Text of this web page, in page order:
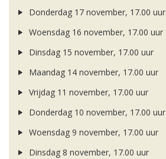
Donderdag 17 november, 17.00 uur
Woensdag 16 november, 17.00 uur
Dinsdag 15 november, 17.00 uur
Maandag 14 november, 17.00 uur
Vrijdag 11 november, 17.00 uur
Donderdag 10 november, 17.00 uur
Woensdag 9 november, 17.00 uur
Dinsdag 8 november, 17.00 uur